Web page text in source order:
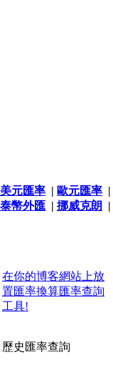
美元匯率 | 歐元匯率 |
泰幣外匯 | 挪威克朗 |
在你的博客網站上放
置匯率換算匯率查詢
工具!
歷史匯率查詢